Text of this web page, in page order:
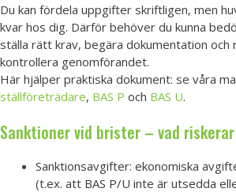
Du kan fördela uppgifter skriftligen, men
kvar hos dig. Därför behöver du kunna
ställa rätt krav, begära dokumentation och
kontrollera genomförandet.
Här hjälper praktiska dokument: se våra
ställföreträdare, BAS P och BAS U.
Sanktioner vid brister – vad
Sanktionsavgifter: ekonomiska
(t.ex. att BAS P/U inte är utsedda